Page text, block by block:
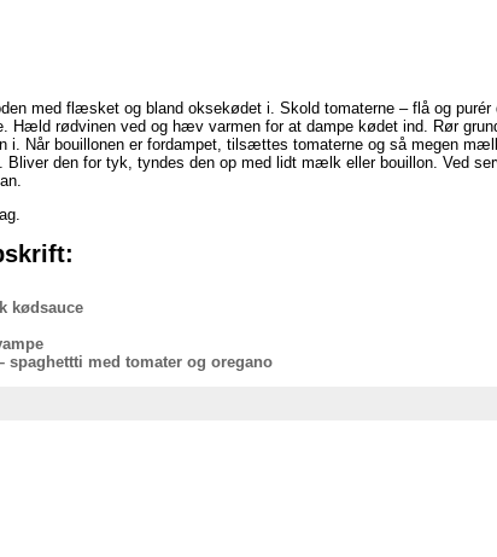
med flæsket og bland oksekødet i. Skold tomaterne – flå og
Hæld rødvinen ved og hæv varmen for at dampe kødet ind. Rør
i. Når bouillonen er fordampet, tilsættes tomaterne og så megen
Bliver den for tyk, tyndes den op med lidt mælk eller bouillon. Ved
kødsauce
spaghettti med tomater og oregano